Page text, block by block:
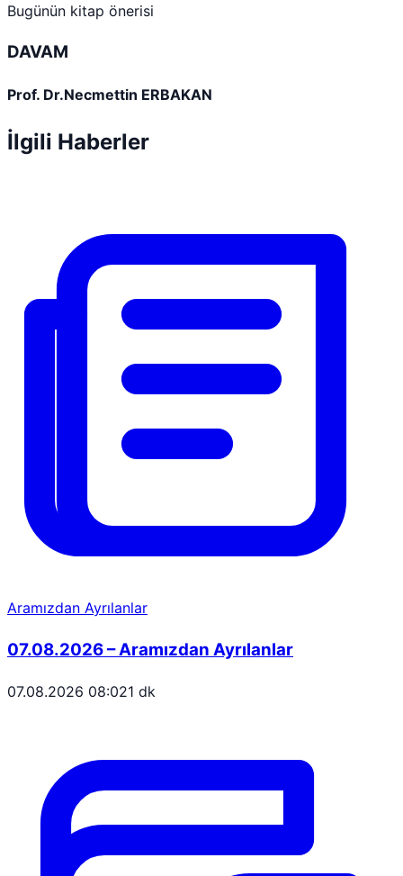
Bugünün kitap önerisi
DAVAM
Prof. Dr.Necmettin ERBAKAN
İlgili Haberler
Aramızdan Ayrılanlar
07.08.2026 – Aramızdan Ayrılanlar
07.08.2026 08:021 dk